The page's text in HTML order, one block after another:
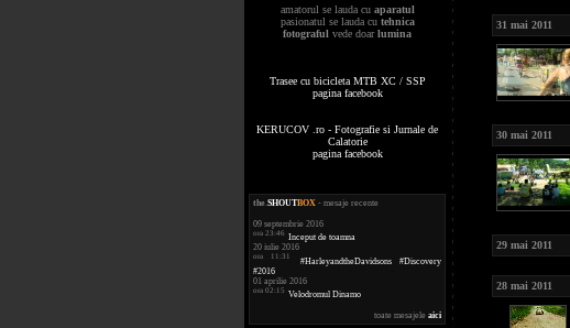
amatorul se lauda cu aparatul
pasionatul se lauda cu tehnica
fotograful vede doarlumina
Trasee cu bicicleta MTB XC / SSP
pagina facebook
KERUCOV .ro - Fotografie si Jurnale de
Calatorie
pagina facebook
the.SHOUTBOX - mesaje recente
09 septembrie 2016
ora 23:46 Inceput de toamna
20 iulie 2016
ora 11:31
#HarleyandtheDavidsons #Discovery
#2016
01 aprilie 2016
ora 02:15 Velodromul Dinamo
toate mesajele aici
31 mai 2011
30 mai 2011
29 mai 2011
28 mai 2011